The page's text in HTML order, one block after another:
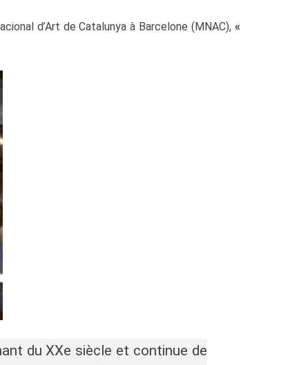
d’Art de Catalunya à Barcelone (MNAC), «
du XXe siècle et continue de